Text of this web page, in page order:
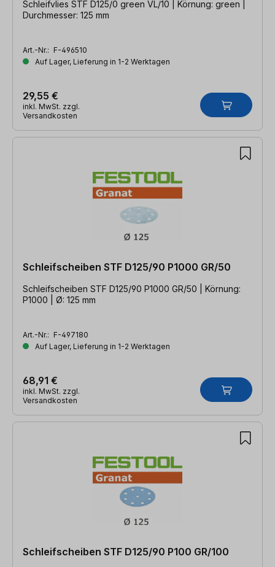
Schleifvlies STF D125/0 green VL/10 | Körnung: green |
Durchmesser: 125 mm
Art.-Nr.: F-496510
Auf Lager, Lieferung in 1-2 Werktagen
29,55 €
inkl. MwSt. zzgl.
Versandkosten
Schleifscheiben STF D125/90 P1000 GR/50
Schleifscheiben STF D125/90 P1000 GR/50 | Körnung:
P1000 | Ø: 125 mm
Art.-Nr.: F-497180
Auf Lager, Lieferung in 1-2 Werktagen
68,91 €
inkl. MwSt. zzgl.
Versandkosten
Schleifscheiben STF D125/90 P100 GR/100